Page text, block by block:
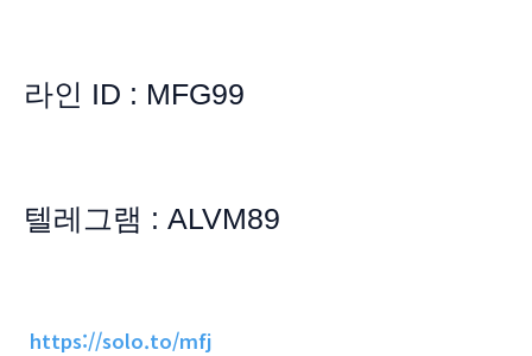
라인 ID : MFG99
텔레그램 : ALVM89
https://solo.to/mfj